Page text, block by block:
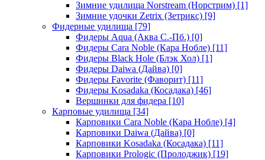
Зимние удилища Norstream (Норстрим) [1]
Зимние удочки Zetrix (Зетрикс) [9]
Фидерные удилища [79]
Фидеры Aqua (Аква С.-Пб.) [0]
Фидеры Cara Noble (Кара Нобле) [11]
Фидеры Black Hole (Блэк Хол) [1]
Фидеры Daiwa (Дайва) [0]
Фидеры Favorite (Фаворит) [11]
Фидеры Kosadaka (Косадака) [46]
Вершинки для фидера [10]
Карповые удилища [34]
Карповики Cara Noble (Кара Нобле) [4]
Карповики Daiwa (Дайва) [0]
Карповики Kosadaka (Косадака) [11]
Карповики Prologic (Пролоджик) [19]